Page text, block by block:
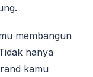
membangun
hanya
kamu